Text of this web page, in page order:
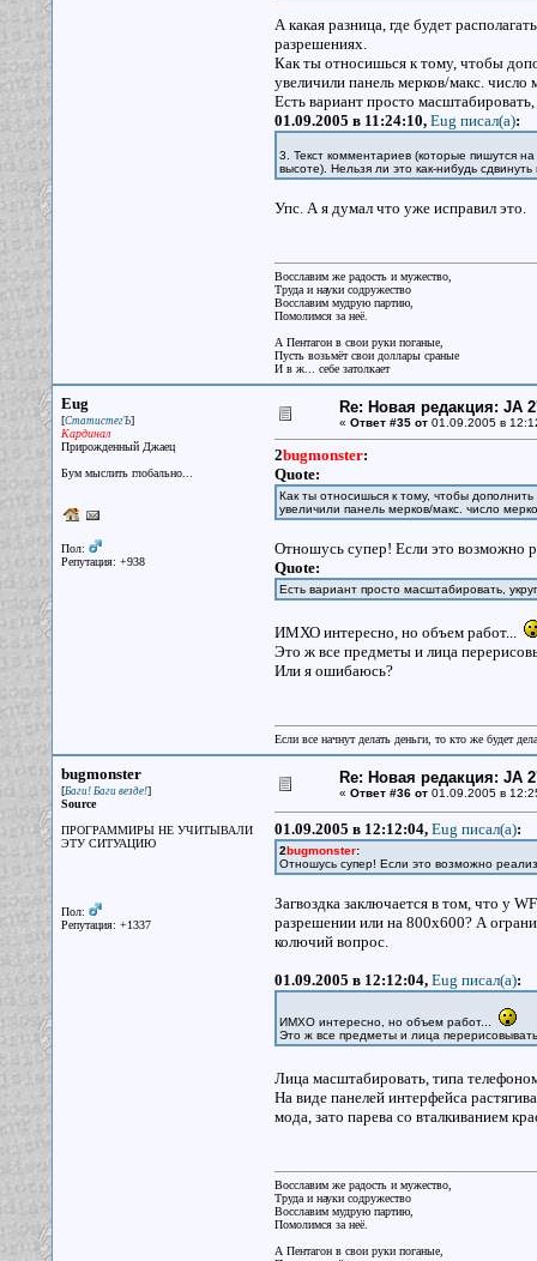
А какая разница, где будет
разрешениях.
Как ты относишься к тому, чтобы
увеличили панель мерков/макс. число
Есть вариант просто
01.09.2005 в 11:24:10, Eug писал(a):
3. Текст комментариев (которые пишутся
высоте). Нельзя ли это как-нибудь
Упс. А я думал что уже исправил это.
Восславим же радость и мужество,
Труда и науки содружество
Восславим мудрую партию,
Помолимся за неё.
А Пентагон в свои руки поганые,
Пусть возьмёт свои доллары сраные
И в ж... себе затолкает
Eug
[СтатистегЪ]
Кардинал
Прирожденный Джаец
Бум мыслить глобально...
Пол:
Репутация: +938
Re: Новая редакция: JA
« Ответ #35 от01.09.2005 в
2bugmonster:
Quote:
Как ты относишься к тому, чтобы
увеличили панель мерков/макс. число
Отношусь супер! Если это возможно
Quote:
Есть вариант просто масштабировать,
ИМХО интересно, но объем работ...
Это ж все предметы и лица
Или я ошибаюсь?
Если все начнут делать деньги, то кто же будет
bugmonster
[Баги! Баги везде!]
Source
ПРОГРАММИРЫ НЕ УЧИТЫВАЛИ
ЭТУ СИТУАЦИЮ
Пол:
Репутация: +1337
Re: Новая редакция: JA
« Ответ #36 от01.09.2005 в
01.09.2005 в 12:12:04, Eug писал(a):
2bugmonster:
Отношусь супер! Если это возможно
Загвоздка заключается в том, что у
разрешении или на 800х600? А
колючий вопрос.
01.09.2005 в 12:12:04, Eug писал(a):
ИМХО интересно, но объем работ...
Это ж все предметы и лица
Лица масштабировать, типа
На виде панелей интерфейса
мода, зато парева со вталкиванием
Восславим же радость и мужество,
Труда и науки содружество
Восславим мудрую партию,
Помолимся за неё.
А Пентагон в свои руки поганые,